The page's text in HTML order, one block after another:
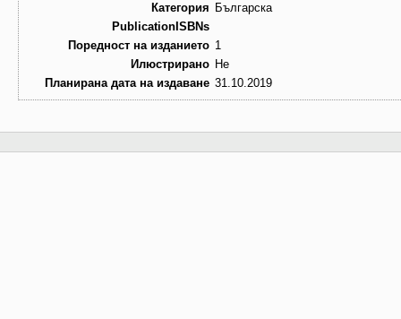
Категория Българска
PublicationISBNs
Поредност на изданието 1
Илюстрирано Не
Планирана дата на издаване 31.10.2019